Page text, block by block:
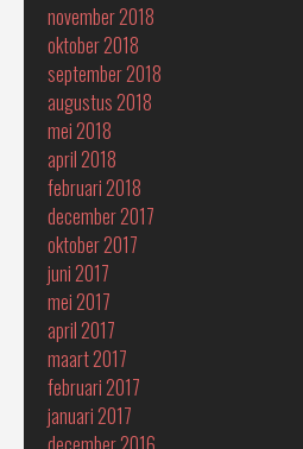
november 2018
oktober 2018
september 2018
augustus 2018
mei 2018
april 2018
februari 2018
december 2017
oktober 2017
juni 2017
mei 2017
april 2017
maart 2017
februari 2017
januari 2017